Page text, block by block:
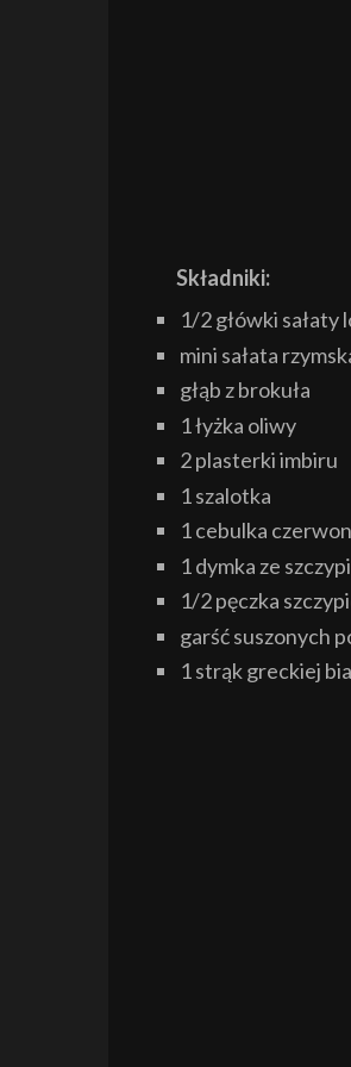
Składniki:
1/2 główki sałaty
mini sałata
głąb z brokuła
1 łyżka oliwy
2 plasterki imbiru
1 szalotka
1 cebulka
1 dymka ze
1/2 pęczka
garść suszonych
1 strąk greckiej